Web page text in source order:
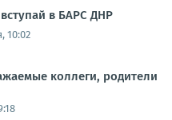
в БАРС ДНР
10:02
коллеги, родители